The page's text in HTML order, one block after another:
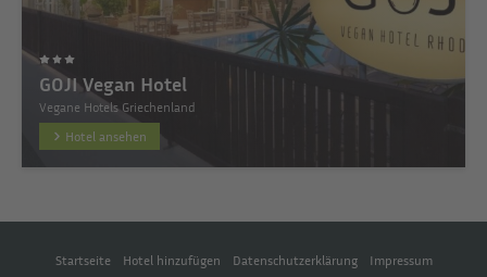
GOJI Vegan Hotel
Vegane Hotels Griechenland
Hotel ansehen
Startseite Hotel hinzufügen Datenschutzerklärung
Impressum